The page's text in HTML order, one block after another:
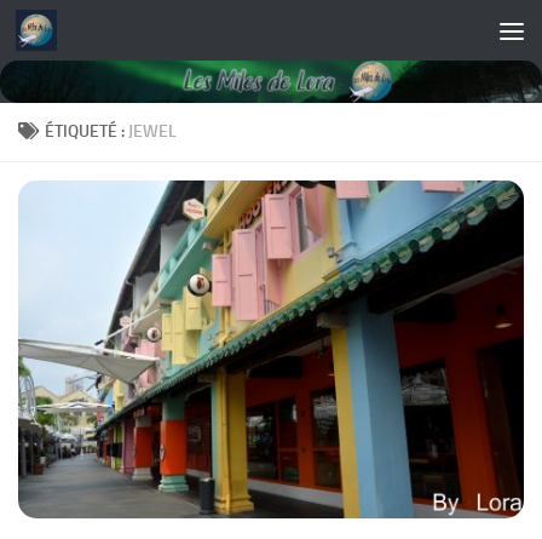
Skip to content
ÉTIQUETÉ : JEWEL